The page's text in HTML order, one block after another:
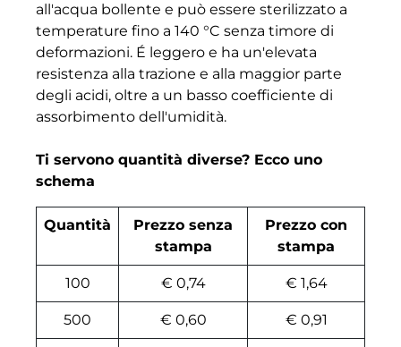
all'acqua bollente e può essere sterilizzato a
temperature fino a 140 °C senza timore di
deformazioni. É leggero e ha un'elevata
resistenza alla trazione e alla maggior parte
degli acidi, oltre a un basso coefficiente di
assorbimento dell'umidità.
Ti servono quantità diverse? Ecco uno
schema
Quantità
Prezzo senza
stampa
Prezzo con
stampa
100 € 0,74 € 1,64
500 € 0,60 € 0,91